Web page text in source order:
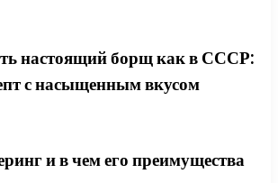
настоящий борщ как в СССР:
с насыщенным вкусом
и в чем его преимущества